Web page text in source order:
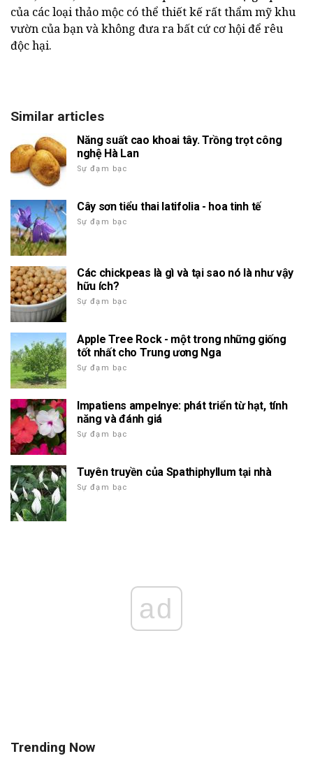
của các loại thảo mộc có thể thiết kế rất thẩm mỹ khu
vườn của bạn và không đưa ra bất cứ cơ hội để rêu
độc hại.
Similar articles
Năng suất cao khoai tây. Trồng trọt công
nghệ Hà Lan
Sự đạm bạc
Cây sơn tiểu thai latifolia - hoa tinh tế
Sự đạm bạc
Các chickpeas là gì và tại sao nó là như vậy
hữu ích?
Sự đạm bạc
Apple Tree Rock - một trong những giống
tốt nhất cho Trung ương Nga
Sự đạm bạc
Impatiens ampelnye: phát triển từ hạt, tính
năng và đánh giá
Sự đạm bạc
Tuyên truyền của Spathiphyllum tại nhà
Sự đạm bạc
ad
Trending Now